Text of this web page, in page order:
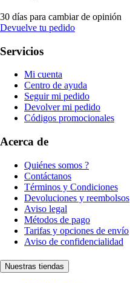
30 días para cambiar de opinión
Devuelve tu pedido
Servicios
Mi cuenta
Centro de ayuda
Seguir mi pedido
Devolver mi pedido
Códigos promocionales
Acerca de
Quiénes somos ?
Contáctanos
Términos y Condiciones
Devoluciones y reembolsos
Aviso legal
Métodos de pago
Tarifas y opciones de envío
Aviso de confidencialidad
Nuestras tiendas